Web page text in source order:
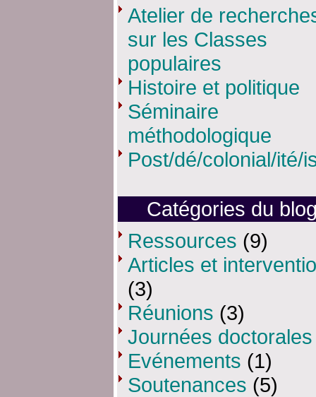
Atelier de
sur les Classes
populaires
Histoire et politique
Séminaire
méthodologique
Post/dé/colonial/ité/
Catégories du
Ressources (9)
Articles et
(3)
Réunions (3)
Journées doctorales
Evénements (1)
Soutenances (5)